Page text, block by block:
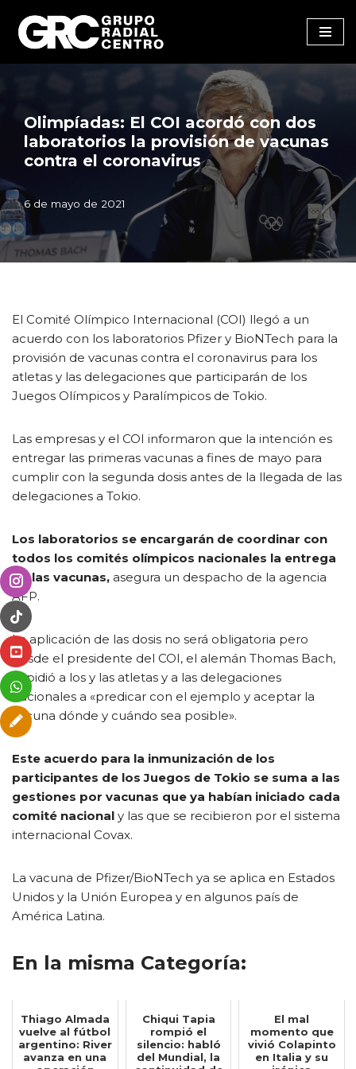
Saltar
al
Olimpíadas: El COI acordó con dos
laboratorios la provisión de vacunas
contra el coronavirus
6 de mayo de 2021
El Comité Olímpico Internacional (COI) llegó a un
acuerdo con los laboratorios Pfizer y BioNTech para la
provisión de vacunas contra el coronavirus para los
atletas y las delegaciones que participarán de los
Juegos Olímpicos y Paralímpicos de Tokio.
Las empresas y el COI informaron que la intención es
entregar las primeras vacunas a fines de mayo para
cumplir con la segunda dosis antes de la llegada de las
delegaciones a Tokio.
Los laboratorios se encargarán de coordinar con
todos los comités olímpicos nacionales la entrega
de las vacunas, asegura un despacho de la agencia
AFP.
La aplicación de las dosis no será obligatoria pero
desde el presidente del COI, el alemán Thomas Bach,
le pidió a los y las atletas y a las delegaciones
nacionales a «predicar con el ejemplo y aceptar la
vacuna dónde y cuándo sea posible».
Este acuerdo para la inmunización de los
participantes de los Juegos de Tokio se suma a las
gestiones por vacunas que ya habían iniciado cada
comité nacional y las que se recibieron por el sistema
internacional Covax.
La vacuna de Pfizer/BioNTech ya se aplica en Estados
Unidos y la Unión Europea y en algunos país de
América Latina.
En la misma Categoría:
Thiago Almada
vuelve al fútbol
argentino: River
avanza en una
Chiqui Tapia
rompió el
silencio: habló
del Mundial, la
El mal
momento que
vivió Colapinto
en Italia y su